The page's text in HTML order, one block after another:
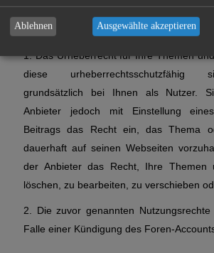
§ 4
Nutzungsrechten
1. Das Urheberrecht für Ihre Themen
diese urheberrechtsschutzfähig
grundsätzlich bei Ihnen als Nutzer.
Anbieter jedoch mit Einstellung
Beitrags das Recht ein, das Thema
dauerhaft auf seinen Webseiten
der Anbieter das Recht, Ihre Themen
löschen, zu bearbeiten, zu verschieben
2. Die zuvor genannten
Falle einer Kündigung des Foren-
Ablehnen Ausgewählte akzeptieren